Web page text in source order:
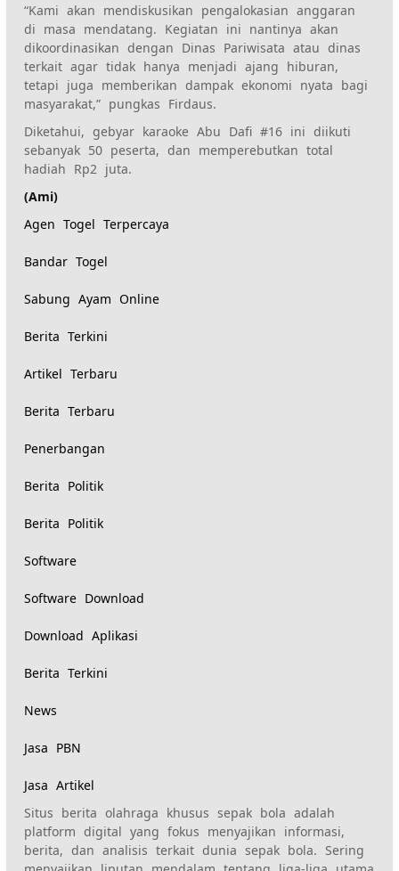
“Kami akan mendiskusikan pengalokasian anggaran
di masa mendatang. Kegiatan ini nantinya akan
dikoordinasikan dengan Dinas Pariwisata atau dinas
terkait agar tidak hanya menjadi ajang hiburan,
tetapi juga memberikan dampak ekonomi nyata bagi
masyarakat,” pungkas Firdaus.
Diketahui, gebyar karaoke Abu Dafi #16 ini diikuti
sebanyak 50 peserta, dan memperebutkan total
hadiah Rp2 juta.
(Ami)
Agen Togel Terpercaya
Bandar Togel
Sabung Ayam Online
Berita Terkini
Artikel Terbaru
Berita Terbaru
Penerbangan
Berita Politik
Berita Politik
Software
Software Download
Download Aplikasi
Berita Terkini
News
Jasa PBN
Jasa Artikel
Situs berita olahraga khusus sepak bola adalah
platform digital yang fokus menyajikan informasi,
berita, dan analisis terkait dunia sepak bola. Sering